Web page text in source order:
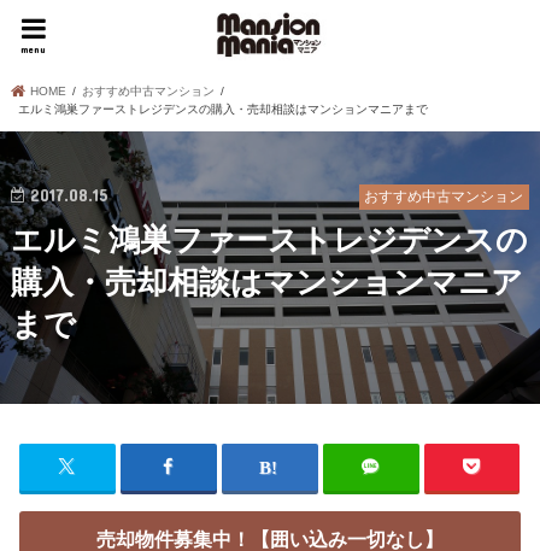
menu
HOME
おすすめ中古マンション
エルミ鴻巣ファーストレジデンスの購入・売却相談はマンションマニアまで
おすすめ中古マンション
2017.08.15
エルミ鴻巣ファーストレジデンスの
購入・売却相談はマンションマニア
まで
売却物件募集中！【囲い込み一切なし】